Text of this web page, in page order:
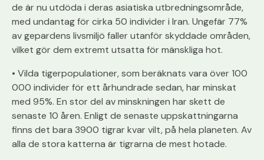
de är nu utdöda i deras asiatiska utbredningsområde,
med undantag för cirka 50 individer i Iran. Ungefär 77%
av gepardens livsmiljö faller utanför skyddade områden,
vilket gör dem extremt utsatta för mänskliga hot.
• Vilda tigerpopulationer, som beräknats vara över 100
000 individer för ett århundrade sedan, har minskat
med 95%. En stor del av minskningen har skett de
senaste 10 åren. Enligt de senaste uppskattningarna
finns det bara 3900 tigrar kvar vilt, på hela planeten. Av
alla de stora katterna är tigrarna de mest hotade.